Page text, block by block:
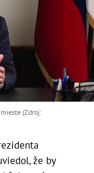
(Zdroj:
že by